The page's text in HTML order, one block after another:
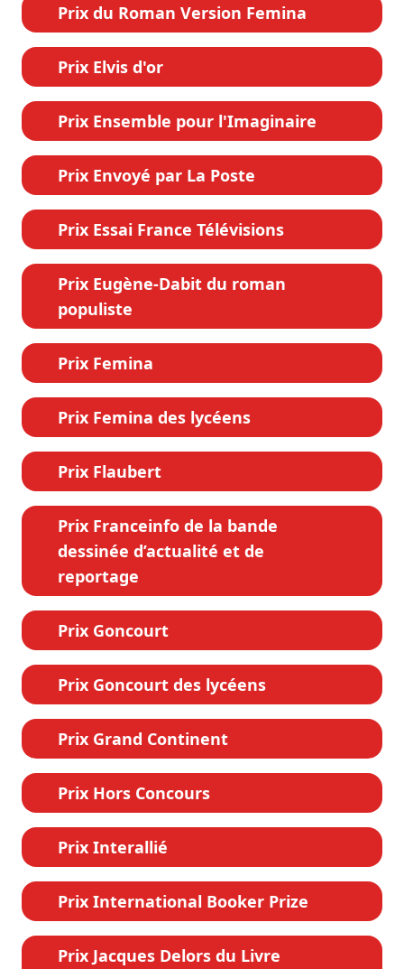
Prix du Roman Version Femina
Prix Elvis d'or
Prix Ensemble pour l'Imaginaire
Prix Envoyé par La Poste
Prix Essai France Télévisions
Prix Eugène-Dabit du roman
populiste
Prix Femina
Prix Femina des lycéens
Prix Flaubert
Prix Franceinfo de la bande
dessinée d’actualité et de
reportage
Prix Goncourt
Prix Goncourt des lycéens
Prix Grand Continent
Prix Hors Concours
Prix Interallié
Prix International Booker Prize
Prix Jacques Delors du Livre